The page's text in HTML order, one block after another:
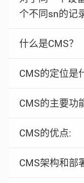
个不同sn的记
什么是CMS？
CMS的定位是
CMS的主要功
CMS的优点:
CMS架构和部